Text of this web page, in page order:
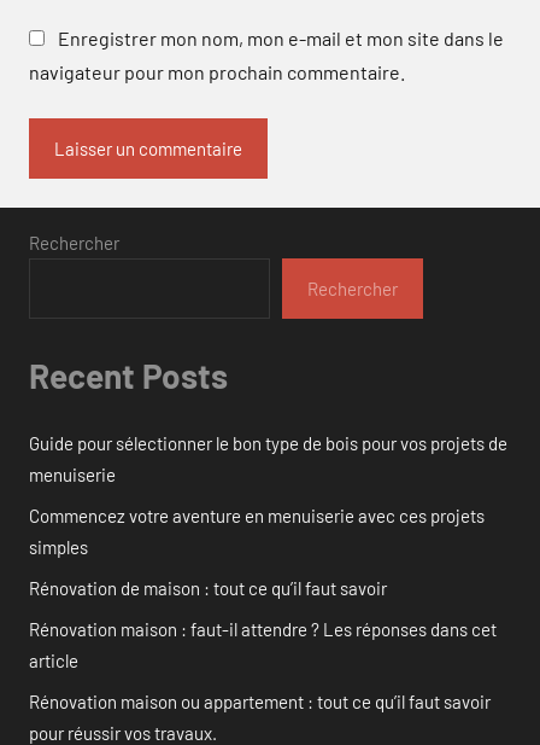
Enregistrer mon nom, mon e-mail et mon site dans le
navigateur pour mon prochain commentaire.
Rechercher
Rechercher
Recent Posts
Guide pour sélectionner le bon type de bois pour vos projets de
menuiserie
Commencez votre aventure en menuiserie avec ces projets
simples
Rénovation de maison : tout ce qu’il faut savoir
Rénovation maison : faut-il attendre ? Les réponses dans cet
article
Rénovation maison ou appartement : tout ce qu’il faut savoir
pour réussir vos travaux.